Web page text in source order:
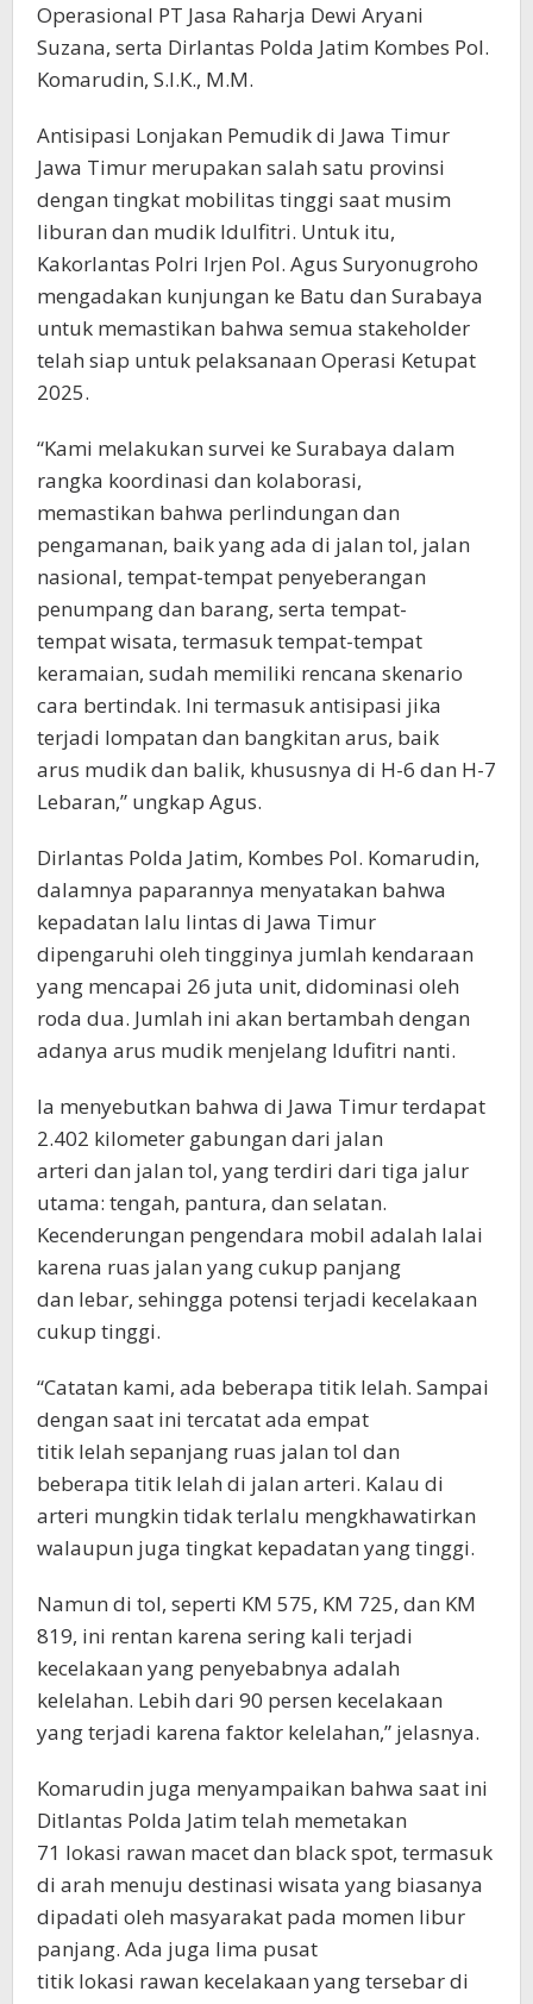
Operasional PT Jasa Raharja Dewi Aryani
Suzana, serta Dirlantas Polda Jatim Kombes Pol.
Komarudin, S.I.K., M.M.
Antisipasi Lonjakan Pemudik di Jawa Timur
Jawa Timur merupakan salah satu provinsi
dengan tingkat mobilitas tinggi saat musim
liburan dan mudik Idulfitri. Untuk itu,
Kakorlantas Polri Irjen Pol. Agus Suryonugroho
mengadakan kunjungan ke Batu dan Surabaya
untuk memastikan bahwa semua stakeholder
telah siap untuk pelaksanaan Operasi Ketupat
2025.
“Kami melakukan survei ke Surabaya dalam
rangka koordinasi dan kolaborasi,
memastikan bahwa perlindungan dan
pengamanan, baik yang ada di jalan tol, jalan
nasional, tempat-tempat penyeberangan
penumpang dan barang, serta tempat-
tempat wisata, termasuk tempat-tempat
keramaian, sudah memiliki rencana skenario
cara bertindak. Ini termasuk antisipasi jika
terjadi lompatan dan bangkitan arus, baik
arus mudik dan balik, khususnya di H-6 dan H-7
Lebaran,” ungkap Agus.
Dirlantas Polda Jatim, Kombes Pol. Komarudin,
dalamnya paparannya menyatakan bahwa
kepadatan lalu lintas di Jawa Timur
dipengaruhi oleh tingginya jumlah kendaraan
yang mencapai 26 juta unit, didominasi oleh
roda dua. Jumlah ini akan bertambah dengan
adanya arus mudik menjelang Idufitri nanti.
Ia menyebutkan bahwa di Jawa Timur terdapat
2.402 kilometer gabungan dari jalan
arteri dan jalan tol, yang terdiri dari tiga jalur
utama: tengah, pantura, dan selatan.
Kecenderungan pengendara mobil adalah lalai
karena ruas jalan yang cukup panjang
dan lebar, sehingga potensi terjadi kecelakaan
cukup tinggi.
“Catatan kami, ada beberapa titik lelah. Sampai
dengan saat ini tercatat ada empat
titik lelah sepanjang ruas jalan tol dan
beberapa titik lelah di jalan arteri. Kalau di
arteri mungkin tidak terlalu mengkhawatirkan
walaupun juga tingkat kepadatan yang tinggi.
Namun di tol, seperti KM 575, KM 725, dan KM
819, ini rentan karena sering kali terjadi
kecelakaan yang penyebabnya adalah
kelelahan. Lebih dari 90 persen kecelakaan
yang terjadi karena faktor kelelahan,” jelasnya.
Komarudin juga menyampaikan bahwa saat ini
Ditlantas Polda Jatim telah memetakan
71 lokasi rawan macet dan black spot, termasuk
di arah menuju destinasi wisata yang biasanya
dipadati oleh masyarakat pada momen libur
panjang. Ada juga lima pusat
titik lokasi rawan kecelakaan yang tersebar di